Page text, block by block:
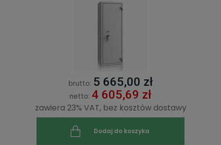
brutto: 5 665,00 zł
netto: 4 605,69 zł
zawiera 23% VAT, bez kosztów dostawy
Dodaj do koszyka